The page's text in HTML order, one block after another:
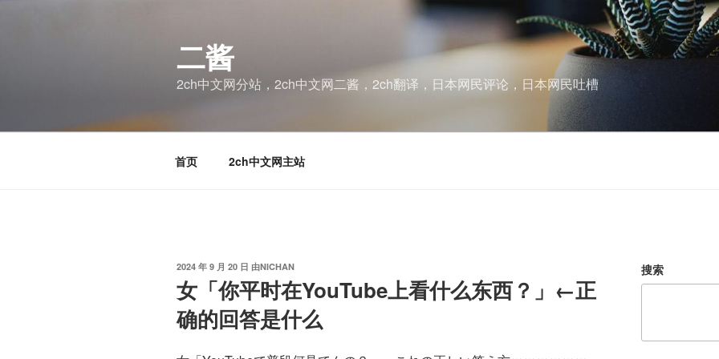
二酱
2ch中文网分站，2ch中文网二酱，2ch翻译，日本网民评论，日本网民吐槽
首页 2ch中文网主站
发
于
2024 年 9 月 20 日 由NICHAN
女「你平时在YouTube上看什么东西？」←正
确的回答是什么
搜索